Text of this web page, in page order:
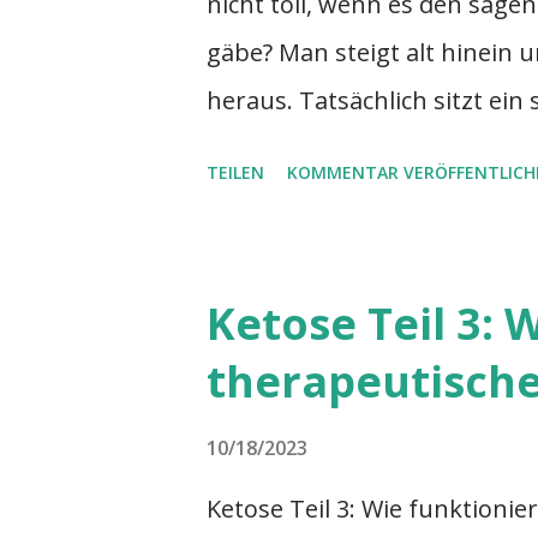
gäbe? Man steigt alt hinein
heraus. Tatsächlich sitzt
bräuchten, verliert er durch
Kraft. Dieser Jungbrunnen
Wong et al, 2015 ). Steuern
TEILEN KOMMENTAR
Ketose Teil 3:
10/18/2023
Ketose Teil 3: Wie